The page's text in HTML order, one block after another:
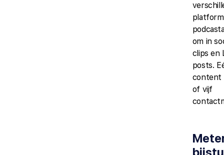
om in
clips en
posts.
content
of vijf